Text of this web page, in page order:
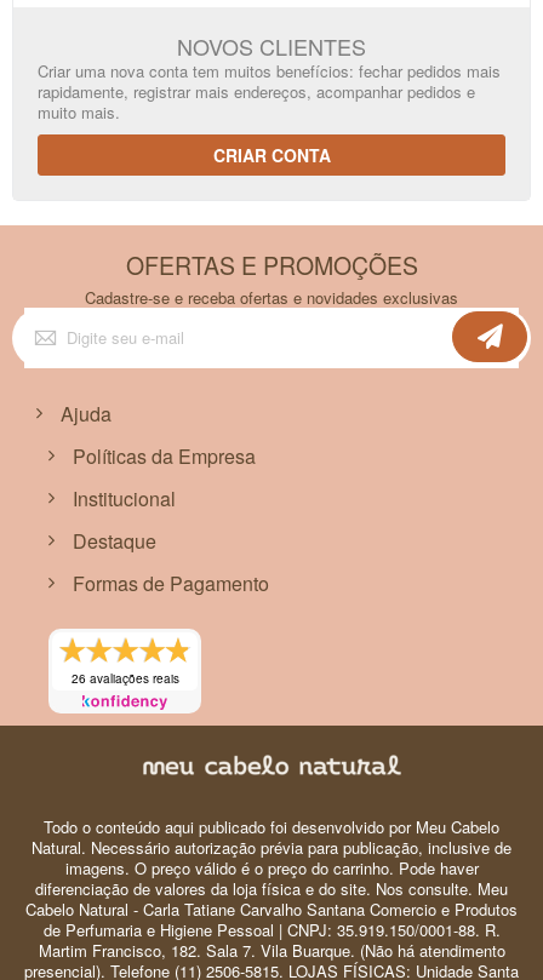
NOVOS CLIENTES
Criar uma nova conta tem muitos benefícios: fechar pedidos mais
rapidamente, registrar mais endereços, acompanhar pedidos e
muito mais.
CRIAR CONTA
OFERTAS E PROMOÇÕES
Cadastre-se e receba ofertas e novidades exclusivas
Inscreva-
se
na
Ajuda
Políticas da Empresa
Institucional
Destaque
Formas de Pagamento
26 avaliações reais
Todo o conteúdo aqui publicado foi desenvolvido por Meu Cabelo
Natural. Necessário autorização prévia para publicação, inclusive de
imagens. O preço válido é o preço do carrinho. Pode haver
diferenciação de valores da loja física e do site. Nos consulte. Meu
Cabelo Natural - Carla Tatiane Carvalho Santana Comercio e Produtos
de Perfumaria e Higiene Pessoal | CNPJ: 35.919.150/0001-88. R.
Martim Francisco, 182. Sala 7. Vila Buarque. (Não há atendimento
presencial). Telefone (11) 2506-5815. LOJAS FÍSICAS: Unidade Santa